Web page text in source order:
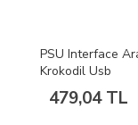
PSU Interface
Krokodil Usb
479,04 TL